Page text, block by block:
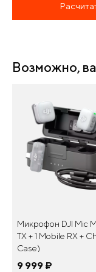
Возможно,
Микрофон DJI Mic
TX + 1 Mobile RX +
Case)
9 999 ¤